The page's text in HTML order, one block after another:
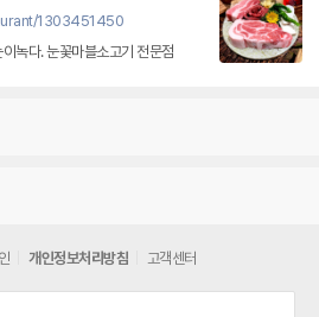
1303451450
녹다. 눈꽃마블소고기 전문점
개인정보처리방침 고객센터